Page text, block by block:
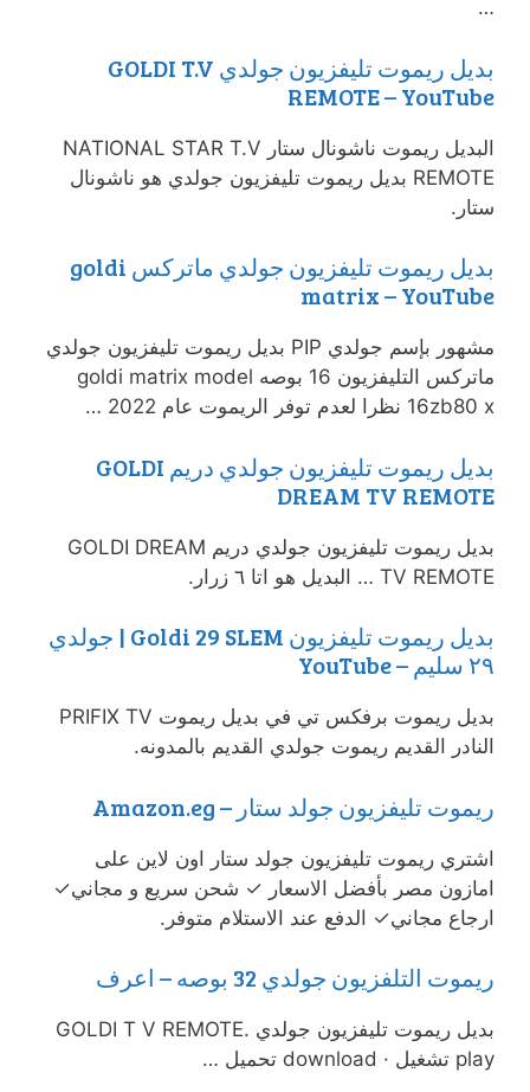
…
بديل ريموت تليفزيون جولدي GOLDI T.V
REMOTE – YouTube
البديل ريموت ناشونال ستار NATIONAL STAR T.V
REMOTE بديل ريموت تليفزيون جولدي هو ناشونال
ستار.
بديل ريموت تليفزيون جولدي ماتركس goldi
matrix – YouTube
مشهور بإسم جولدي PIP بديل ريموت تليفزيون جولدي
ماتركس التليفزيون 16 بوصه goldi matrix model
16zb80 x نظرا لعدم توفر الريموت عام 2022 …
بديل ريموت تليفزيون جولدي دريم GOLDI
DREAM TV REMOTE
بديل ريموت تليفزيون جولدي دريم GOLDI DREAM
TV REMOTE … البديل هو اتا ٦ زرار.
بديل ريموت تليفزيون Goldi 29 SLEM | جولدي
٢٩ سليم – YouTube
بديل ريموت برفكس تي في بديل ريموت PRIFIX TV
النادر القديم ريموت جولدي القديم بالمدونه.
ريموت تليفزيون جولد ستار – Amazon.eg
اشتري ريموت تليفزيون جولد ستار اون لاين على
امازون مصر بأفضل الاسعار ✓ شحن سريع و مجاني✓
ارجاع مجاني✓ الدفع عند الاستلام متوفر.
ريموت التلفزيون جولدي 32 بوصه – اعرف
بديل ريموت تليفزيون جولدي GOLDI T V REMOTE.
play تشغيل · download تحميل …